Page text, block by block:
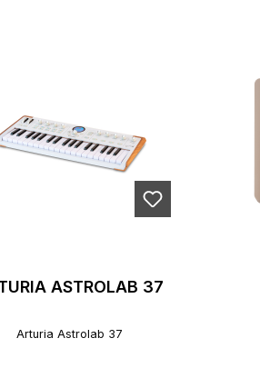
ASTROLAB 37
Arturia Astrolab 37